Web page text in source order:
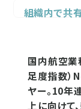
組織内で共
国内航空業
足度指数）
ヤー。10年
上に向けて